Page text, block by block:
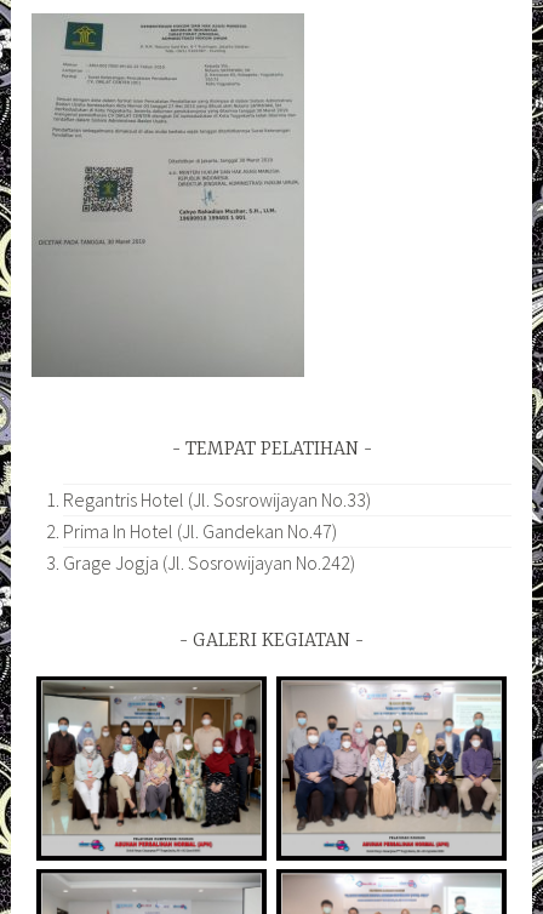
TEMPAT PELATIHAN
Regantris Hotel (Jl. Sosrowijayan No.33)
Prima In Hotel (Jl. Gandekan No.47)
Grage Jogja (Jl. Sosrowijayan No.242)
GALERI KEGIATAN